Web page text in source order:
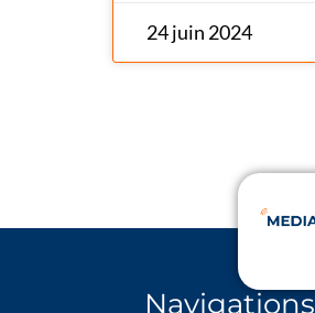
24 juin 2024
Navigations